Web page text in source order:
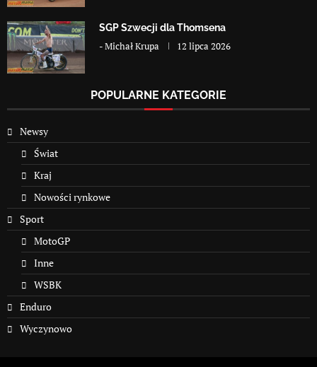
SGP Szwecji dla Thomsena
-Michał Krupa 12 lipca 2026
POPULARNE KATEGORIE
Newsy
Świat
Kraj
Nowości rynkowe
Sport
MotoGP
Inne
WSBK
Enduro
Wyczynowo